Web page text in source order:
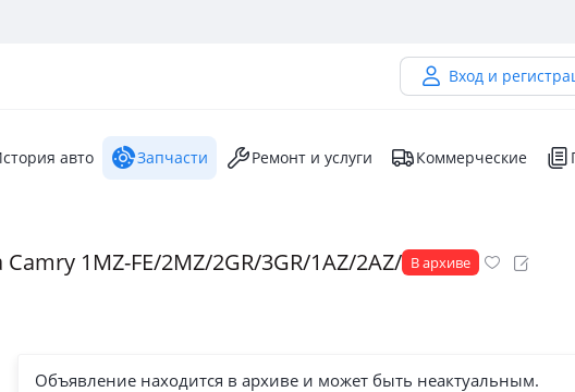
Вход и
авто Запчасти Ремонт и услуги Коммерческие
1MZ-FE/2MZ/2GR/3GR/1AZ/2AZ/ В архиве
Объявление находится в архиве и может быть неактуальным.